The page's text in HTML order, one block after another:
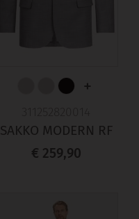
+
SAKKO MODERN RF
€ 259,90